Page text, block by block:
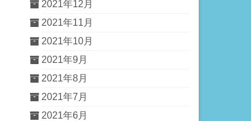
2021年12月
2021年11月
2021年10月
2021年9月
2021年8月
2021年7月
2021年6月